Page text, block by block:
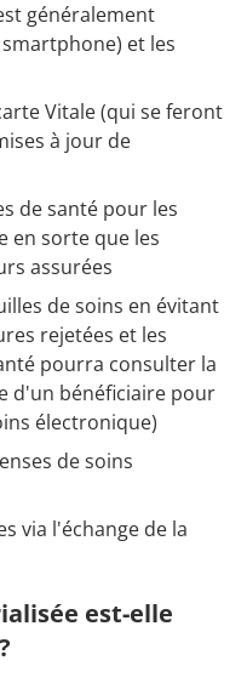
généralement
et les
Vitale (qui se feront
à jour de
de santé pour les
en sorte que les
assurées
de soins en évitant
rejetées et les
pourra consulter la
d'un bénéficiaire pour
électronique)
de soins
via l'échange de la
est-elle